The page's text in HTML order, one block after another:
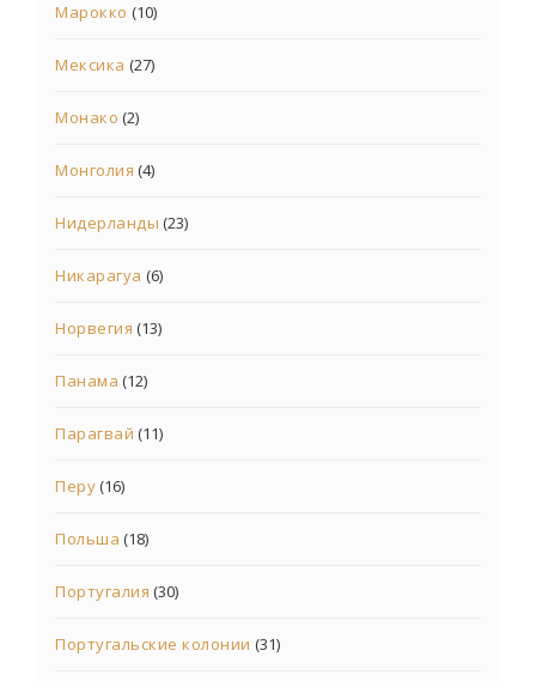
Марокко (10)
Мексика (27)
Монако (2)
Монголия (4)
Нидерланды (23)
Никарагуа (6)
Норвегия (13)
Панама (12)
Парагвай (11)
Перу(16)
Польша (18)
Португалия (30)
Португальские колонии (31)